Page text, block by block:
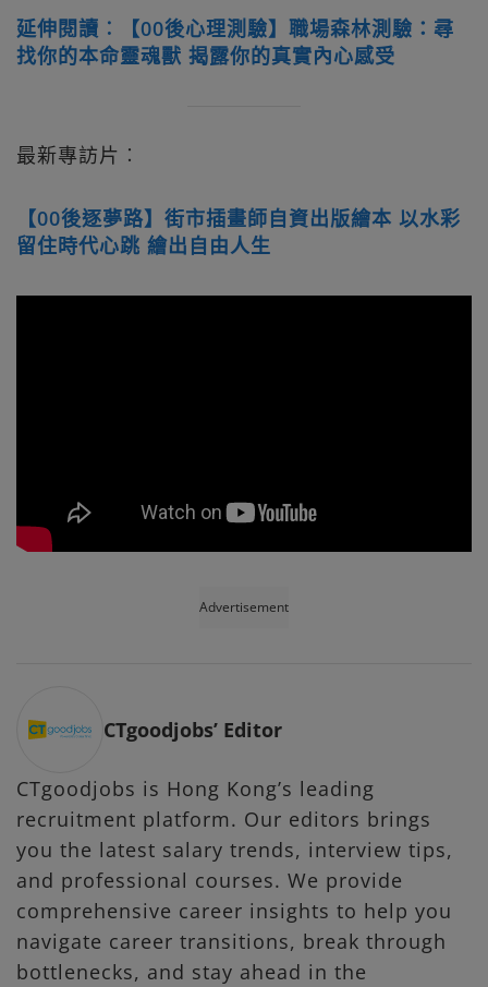
延伸閱讀︰【00後心理測驗】職場森林測驗：尋
找你的本命靈魂獸 揭露你的真實內心感受
最新專訪片︰
【00後逐夢路】街市插畫師自資出版繪本 以水彩
留住時代心跳 繪出自由人生
Advertisement
CTgoodjobs’ Editor
CTgoodjobs is Hong Kong’s leading
recruitment platform. Our editors brings
you the latest salary trends, interview tips,
and professional courses. We provide
comprehensive career insights to help you
navigate career transitions, break through
bottlenecks, and stay ahead in the